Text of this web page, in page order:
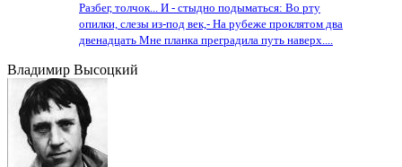
Разбег, толчок... И - стыдно подыматься: Во рту
опилки, слезы из-под век,- На рубеже проклятом два
двенадцать Мне планка преградила путь наверх....
Владимир Высоцкий